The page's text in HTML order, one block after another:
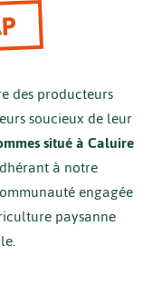
des producteurs
soucieux de leur
situé à Caluire
à notre
engagée
paysanne